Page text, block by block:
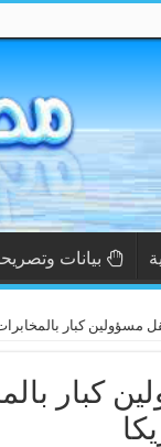
بيانات
مسؤولين كبار
كبار